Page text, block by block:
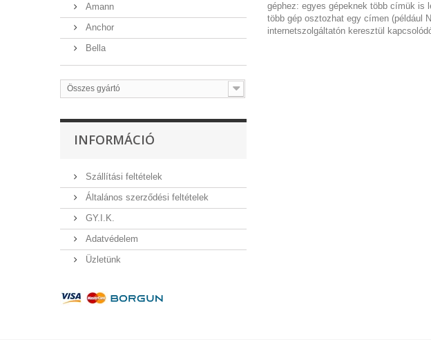
Amann
Anchor
Bella
Összes gyártó
INFORMÁCIÓ
Szállítási feltételek
Általános szerződési feltételek
GY.I.K.
Adatvédelem
Üzletünk
géphez: egyes gépeknek több címük is
több gép osztozhat egy címen (például
internetszolgáltatón keresztül